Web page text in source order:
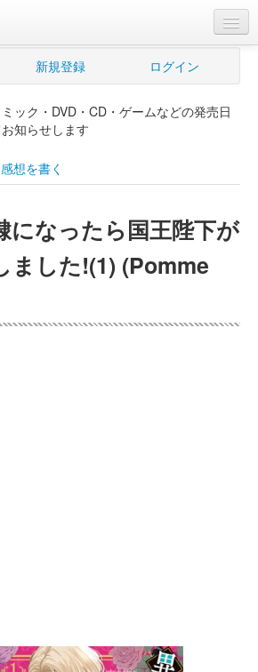
新規登録 ログイン
ック・DVD・CD・ゲームなどの発売日
知らせします
想を書く
になったら国王陛下が
ました!(1) (Pomme